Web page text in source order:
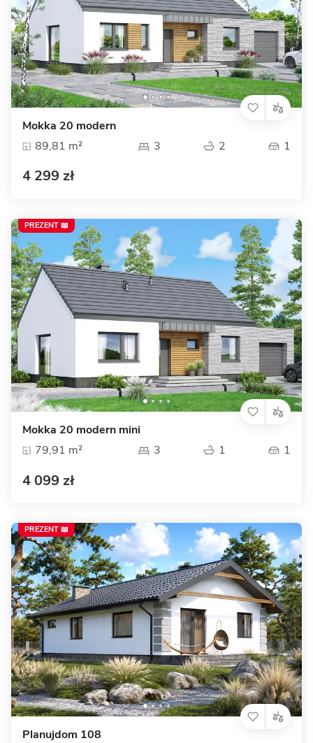
Mokka 20 modern
89,81 m²
3 2 1
4 299 zł
Mokka 20 modern mini
79,91 m²
3 1 1
4 099 zł
PREZENT 📖
Planujdom 108
PREZENT 📖